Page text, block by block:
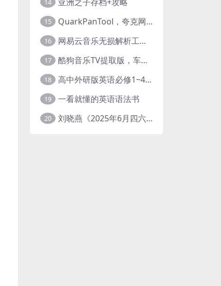
14
15 QuarkPanTool，夸克网盘链接批量转存、分享和下载工具
16 网易云音乐无损解析工具，超清母带音质免费下载
17 酷狗音乐TV提取版，车机+安卓+TV三端会员互通
18 高中外研版英语必修1~4+考试技巧78讲全套视频
19 一看就懂的英语语法书
20 刘晓燕《2025年6月四六级考试急救班 (原保命班) 》(四级完结+六级写译、阅读)